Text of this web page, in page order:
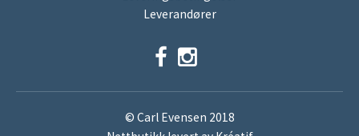
Leverandører
© Carl Evensen 2018